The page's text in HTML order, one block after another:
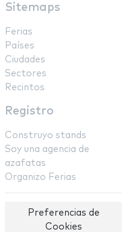
Sitemaps
Ferias
Países
Ciudades
Sectores
Recintos
Registro
Construyo stands
Soy una agencia de
azafatas
Organizo Ferias
Preferencias de
Cookies